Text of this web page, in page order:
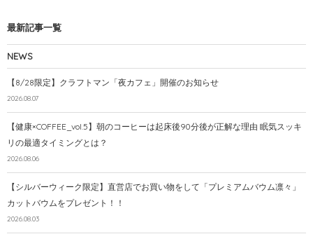
最新記事一覧
NEWS
【8/28限定】クラフトマン「夜カフェ」開催のお知らせ
2026.08.07
【健康×COFFEE_vol.5】朝のコーヒーは起床後90分後が正解な理由 眠気スッキ
リの最適タイミングとは？
2026.08.06
【シルバーウィーク限定】直営店でお買い物をして「プレミアムバウム凛々」
カットバウムをプレゼント！！
2026.08.03